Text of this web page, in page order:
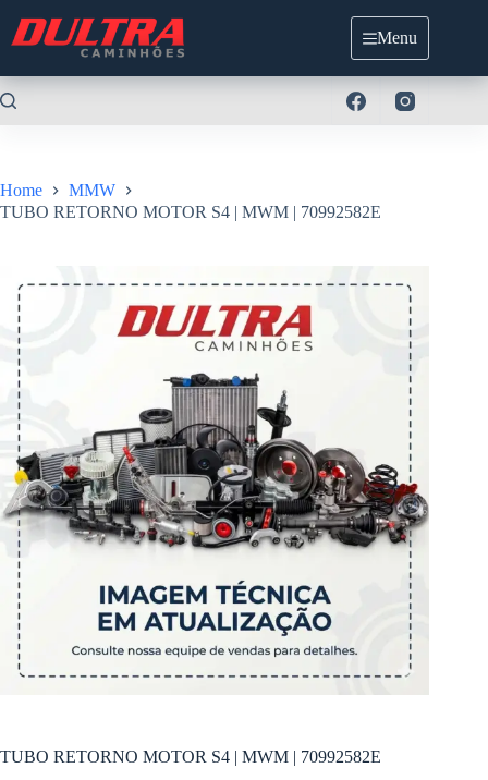
para
Menu
Home
MMW
TUBO RETORNO MOTOR S4 | MWM | 70992582E
TUBO RETORNO MOTOR S4 | MWM | 70992582E